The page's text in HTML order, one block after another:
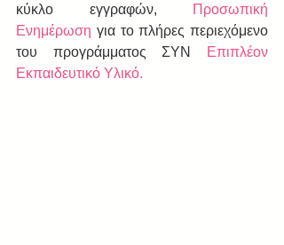
κύκλο εγγραφών,
Προσωπική
Ενημέρωση για το πλήρες περιεχόμενο
του προγράμματος ΣΥΝ
Επιπλέον
Εκπαιδευτικό Υλικό.